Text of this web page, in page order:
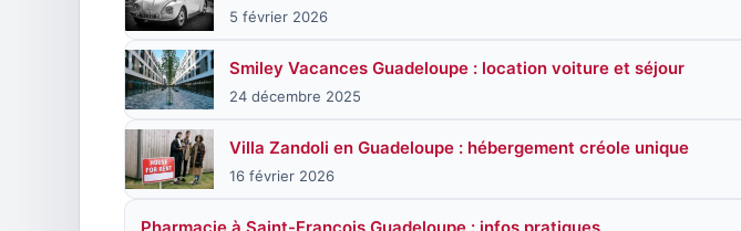
5 février 2026
Smiley Vacances Guadeloupe : location voiture et séjour
24 décembre 2025
Villa Zandoli en Guadeloupe : hébergement créole unique
16 février 2026